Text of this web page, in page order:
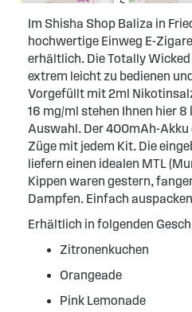
Im Shisha Shop Baliza in
hochwertige Einweg E-
erhältlich. Die Totally
extrem leicht zu bedienen
Vorgefüllt mit 2ml
16 mg/ml stehen Ihnen hier
Auswahl. Der 400mAh-
Züge mit jedem Kit. Die
liefern einen idealen MTL
Kippen waren gestern,
Dampfen. Einfach
Erhältlich in folgenden
Zitronenkuchen
Orangeade
Pink Lemonade